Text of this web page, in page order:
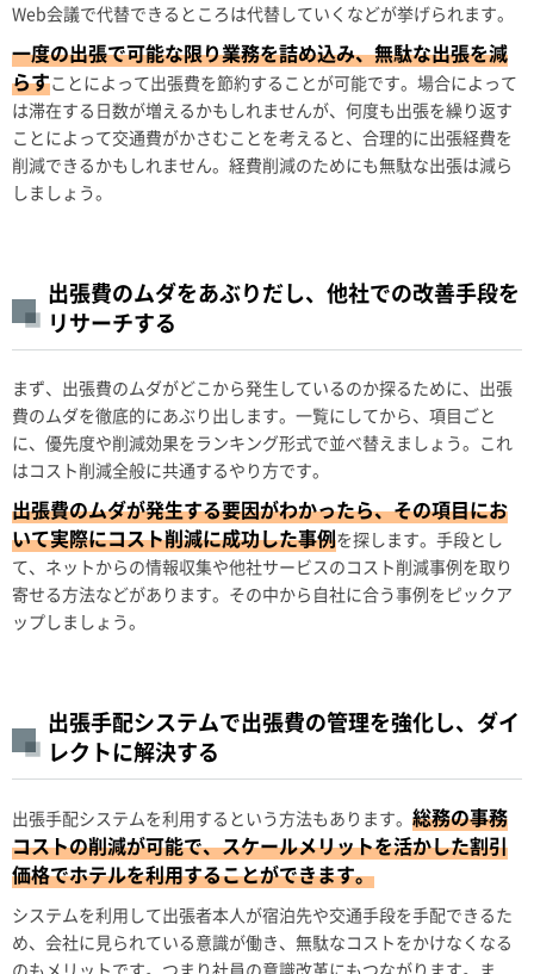
Web会議で代替できるところは代替していくなどが挙げられます。
一度の出張で可能な限り業務を詰め込み、無駄な出張を減
らすことによって出張費を節約することが可能です。場合によって
は滞在する日数が増えるかもしれませんが、何度も出張を繰り返す
ことによって交通費がかさむことを考えると、合理的に出張経費を
削減できるかもしれません。経費削減のためにも無駄な出張は減ら
しましょう。
出張費のムダをあぶりだし、他社での改善手段を
リサーチする
まず、出張費のムダがどこから発生しているのか探るために、出張
費のムダを徹底的にあぶり出します。一覧にしてから、項目ごと
に、優先度や削減効果をランキング形式で並べ替えましょう。これ
はコスト削減全般に共通するやり方です。
出張費のムダが発生する要因がわかったら、その項目にお
いて実際にコスト削減に成功した事例を探します。手段とし
て、ネットからの情報収集や他社サービスのコスト削減事例を取り
寄せる方法などがあります。その中から自社に合う事例をピックア
ップしましょう。
出張手配システムで出張費の管理を強化し、ダイ
レクトに解決する
出張手配システムを利用するという方法もあります。 総務の事務
コストの削減が可能で、スケールメリットを活かした割引
価格でホテルを利用することができます。
システムを利用して出張者本人が宿泊先や交通手段を手配できるた
め、会社に見られている意識が働き、無駄なコストをかけなくなる
のもメリットです。つまり社員の意識改革にもつながります。ま